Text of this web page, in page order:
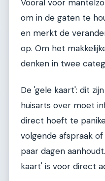
Vooral voor
om in de gaten te
en merkt de
op. Om het
denken in twee
De 'gele kaart': dit
huisarts over moet
direct hoeft te
volgende afspraak
paar dagen
kaart' is voor direct